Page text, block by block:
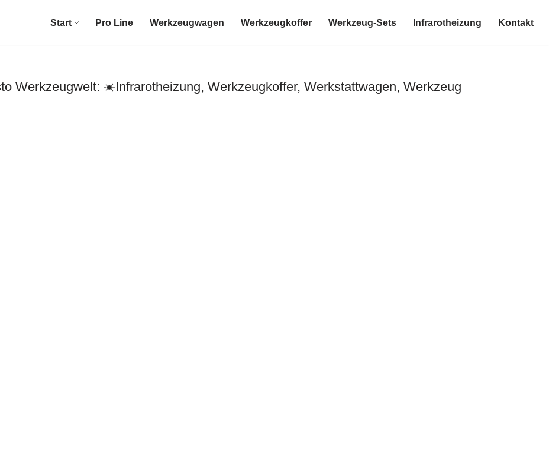
Start Pro Line Werkzeugwagen Werkzeugkoffer Werkzeug-Sets Infrarotheizung Kontakt
Werkzeugwelt: ☀️Infrarotheizung, Werkzeugkoffer, Werkstattwagen, Werkzeug